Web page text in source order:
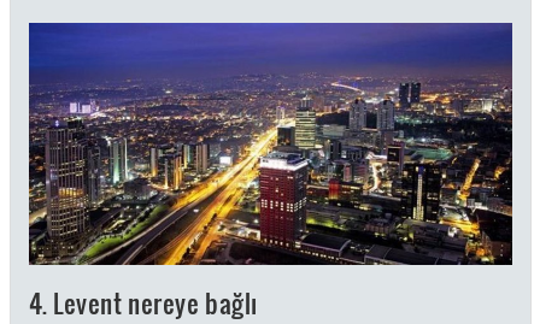
4. Levent nereye bağlı